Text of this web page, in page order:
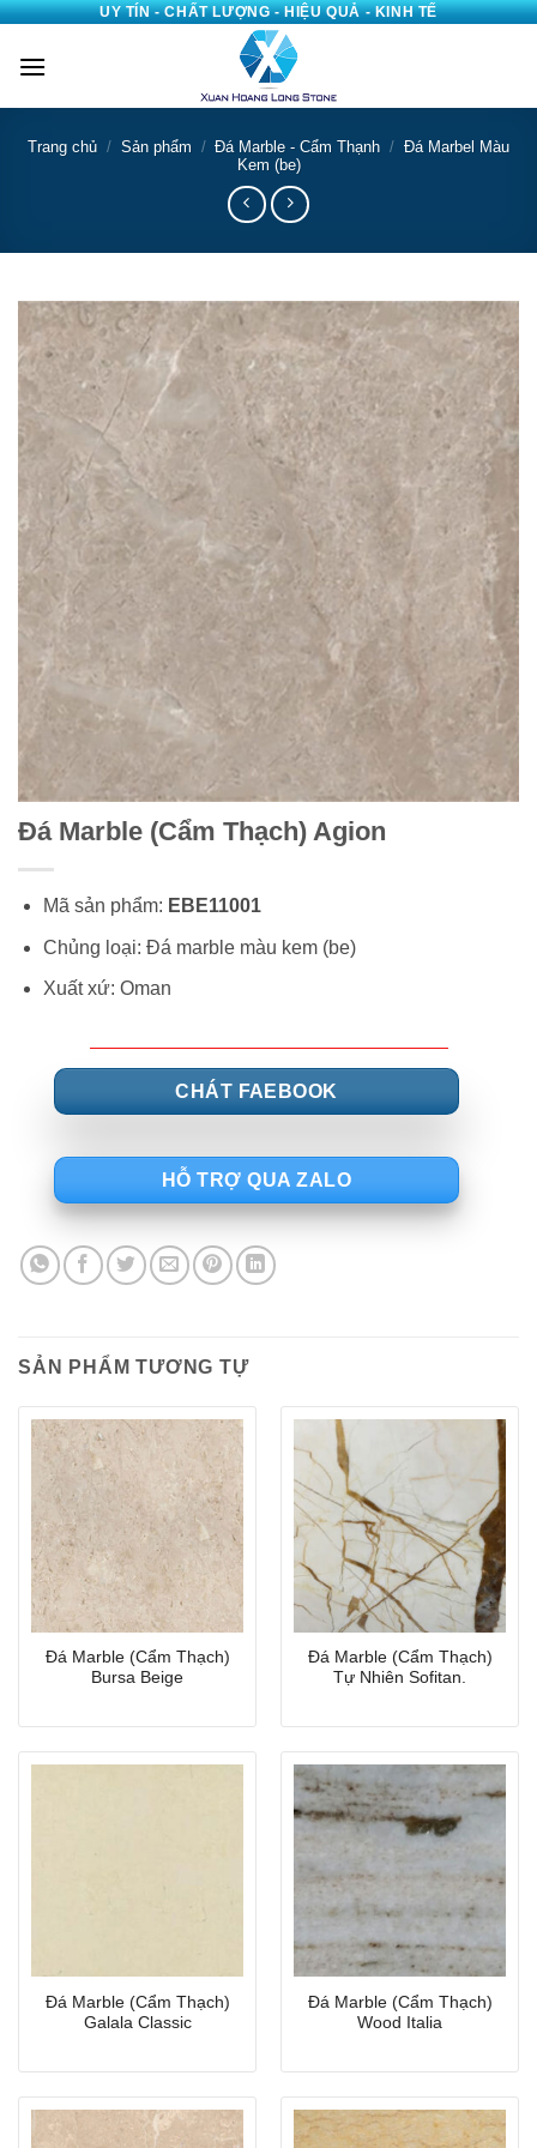
Bỏ
nội
dung
UY TÍN - CHẤT LƯỢNG - HIỆU QUẢ - KINH TẾ
Trang chủ / Sản phẩm / Đá Marble - Cẩm Thạnh / Đá Marbel Màu
Kem (be)
Đá Marble (Cẩm Thạch) Agion
Mã sản phẩm: EBE11001
Chủng loại: Đá marble màu kem (be)
Xuất xứ: Oman
CHÁT FAEBOOK
HỖ TRỢ QUA ZALO
SẢN PHẨM TƯƠNG TỰ
Đá Marble (Cẩm Thạch)
Bursa Beige
Đá Marble (Cẩm Thạch)
Tự Nhiên Sofitan.
Đá Marble (Cẩm Thạch)
Galala Classic
Đá Marble (Cẩm Thạch)
Wood Italia